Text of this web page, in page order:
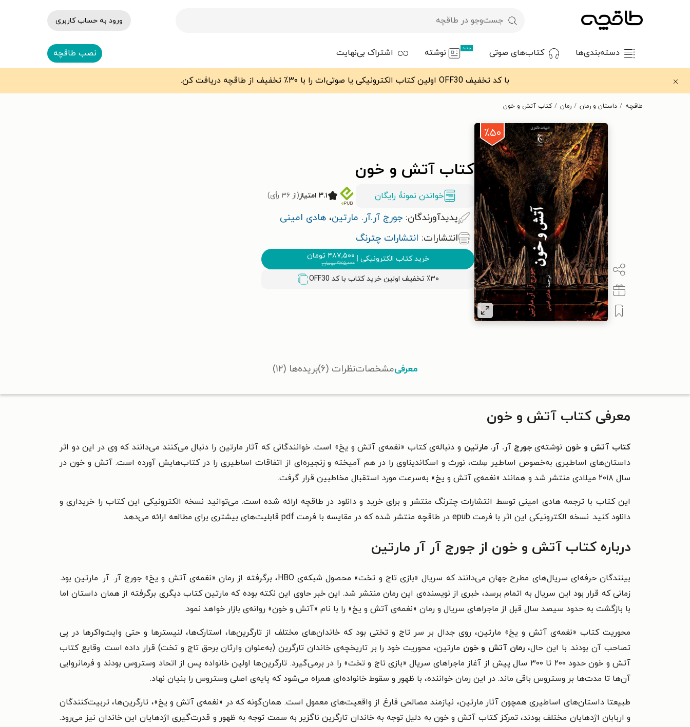
ورود به حساب کاربری
دسته‌بندی‌ها کتاب‌های صوتی جدید نوشته اشتراک بی‌نهایت نصب طاقچه
با کد تخفیف OFF30 اولین کتاب الکترونیکی یا صوتی‌ات را با ۳۰٪ تخفیف از طاقچه دریافت کن.
طاقچه داستان و رمان رمان کتاب آتش و خون
٪۵۰
کتاب آتش و خون
خواندن نمونۀ رایگان ۳.۱ امتیاز (از ۳۶ رأی)
پدیدآورندگان: جورج آر.آر. مارتین، هادی امینی
انتشارات: انتشارات چترنگ
خرید کتاب الکترونیکی ۴۸۷,۵۰۰ تومان
۹۷۵,۰۰۰تومان
٪۳۰ تخفیف اولین خرید کتاب با کد OFF30
معرفیمشخصاتنظرات (۶) بریده‌ها (۱۲)
معرفی کتاب آتش و خون
کتاب آتش و خون نوشته‌‌یجورج آر. آر. مارتین و دنباله‌‌ی کتاب «نغمه‌‌ی آتش و یخ» است. خوانندگانی که آثار مارتین را دنبال می‌‌کنند می‌‌دانند که وی در این دو اثر
داستان‌‌های اساطیری به‌‌خصوص اساطیر سِلت، نورث و اسکاندیناوی را در هم آمیخته و زنجیره‌‌ای از اتفاقات اساطیری را در کتاب‌‌هایش آورده است. آتش و خون در
سال ۲۰۱۸ میلادی منتشر شد و همانند «نغمه‌‌ی آتش و یخ» به‌سرعت مورد استقبال مخاطبین قرار گرفت.
این کتاب با ترجمه هادی امینی توسط انتشارات چترنگ منتشر و برای خرید و دانلود در طاقچه ارائه شده است. می‌توانید نسخه الکترونیکی این کتاب را خریداری و
دانلود کنید. نسخه الکترونیکی این اثر با فرمت epub در طاقچه منتشر شده که در مقایسه با فرمت pdf قابلیت‌های بیشتری برای مطالعه ارائه می‌دهد.
درباره‌ کتاب آتش و خون از جورج آر آر مارتین
بینندگان حرفه‌‌ای سریال‌‌های مطرح جهان می‌‌دانند که سریال «بازی تاج و تخت» محصول شبکه‌‌ی HBO، برگرفته از رمان «نغمه‌‌ی آتش و یخ» جورج آر. آر. مارتین بود.
زمانی که قرار بود این سریال به اتمام برسد، خبری از نویسنده‌‌ی این رمان منتشر شد. این خبر حاوی این نکته بوده که مارتین کتاب دیگری برگرفته از همان داستان اما
با بازگشت به حدود سیصد سال قبل از ماجراهای سریال و رمان «نغمه‌‌ی آتش و یخ» را با نام «آتش و خون» روانه‌‌ی بازار خواهد نمود.
محوریت کتاب «نغمه‌‌ی آتش و یخ» مارتین، روی جدال بر سر تاج و تختی بود که خاندان‌‌های مختلف از تارگرین‌‌ها، استارک‌‌ها، لنیسترها و حتی وایت‌‌واکرها در پی
تصاحب آن بودند. با این حال، رمان آتش و خون مارتین، محوریت خود را بر تاریخچه‌‌ی خاندان تارگرین (به‌عنوان وارثان برحق تاج و تخت) قرار داده است. وقایع کتاب
آتش و خون حدود ۲۰۰ تا ۳۰۰ سال پیش از آغاز ماجراهای سریال «بازی تاج و تخت» را در برمی‌‌گیرد. تارگرین‌‌ها اولین خانواده پس از اتحاد وستروس بودند و فرمانروایی
آن‌‌ها تا مدت‌‌ها بر وستروس باقی ماند. در این رمان خواننده، با ظهور و سقوط خانواده‌‌ای همراه می‌‌شود که پایه‌‌ی اصلی وستروس را بنیان نهاد.
طبیعتا داستان‌‌های اساطیری همچون آثار مارتین، نیازمند مصالحی فارغ از واقعیت‌‌های معمول است. همان‌‌گونه که در «نغمه‌‌ی آتش و یخ»، تارگرین‌‌ها، تربیت‌‌کنندگان
و اربابان اژدهایان مختلف بودند، تمرکز کتاب آتش و خون به دلیل توجه به خاندان تارگرین ناگزیر به سمت توجه به ظهور و قدرت‌‌گیری اژدهایان این خاندان نیز می‌‌رود.